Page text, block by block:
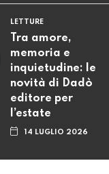
LETTURE
Tra amore,
memoria e
inquietudine: le
novità di Dadò
editore per
l’estate
14 LUGLIO 2026